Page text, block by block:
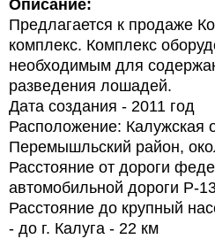
Описание:
Предлагается к продаже
комплекс. Комплекс
необходимым для
разведения лошадей.
Дата создания - 2011 год
Расположение: Калужская
Перемышльский район,
Расстояние от дороги
автомобильной дороги Р-
Расстояние до крупный
- до г. Калуга - 22 км